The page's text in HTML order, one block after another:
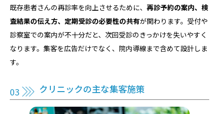
既存患者さんの再診率を向上させるために、 再診予約の案内、検
査結果の伝え方、定期受診の必要性の共有が関わります。受付や
診察室での案内が不十分だと、次回受診のきっかけを失いやすく
なります。集客を広告だけでなく、院内導線まで含めて設計しま
す。
クリニックの主な集客施策